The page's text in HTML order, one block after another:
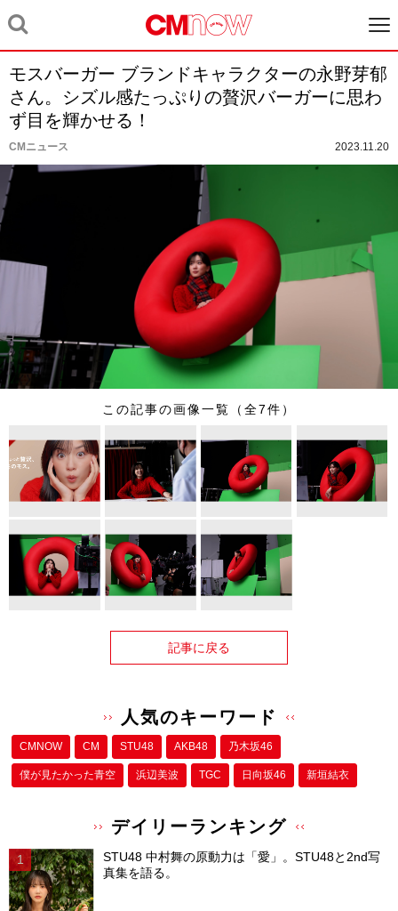
モスバーガー ブランドキャラクターの永野芽郁
さん。シズル感たっぷりの贅沢バーガーに思わ
ず⽬を輝かせる！
CMニュース 2023.11.20
この記事の画像一覧（全7件）
記事に戻る
人気のキーワード
CMNOW CM STU48 AKB48 乃木坂46
僕が⾒たかった⻘空 浜辺美波 TGC 日向坂46 新垣結衣
デイリーランキング
STU48 中村舞の原動力は「愛」。STU48と2nd写
真集を語る。